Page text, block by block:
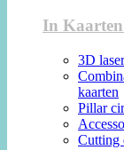
In
3D
kaarten
Pillar
Cutting